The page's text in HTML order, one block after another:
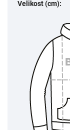
Velikost (cm):